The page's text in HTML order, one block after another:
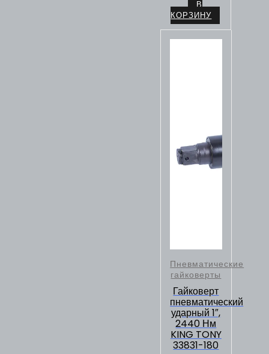
В
КОРЗИНУ
Пневматические
гайковерты
Гайковерт
пневматический
ударный 1″,
2440 Нм
KING TONY
33831-180